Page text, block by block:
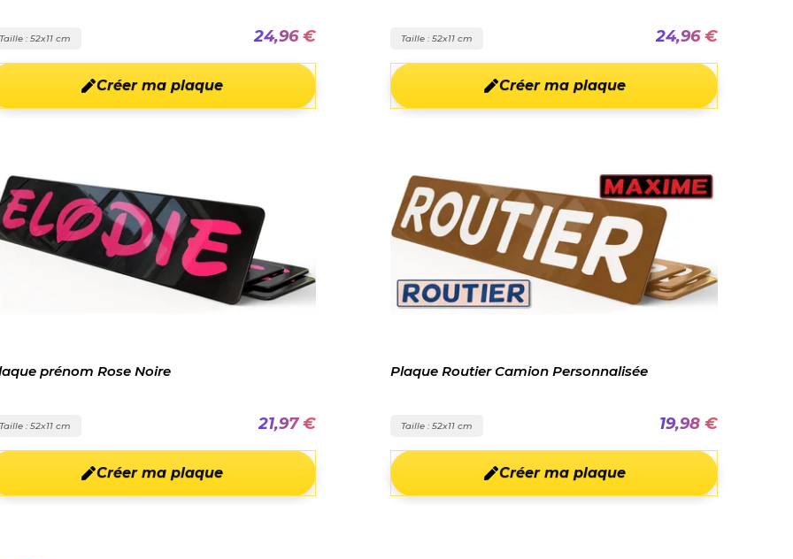
: 52x11 cm 24,96 €
Créer ma plaque
Taille : 52x11 cm 24,96 €
Créer ma plaque
prénom Rose Noire
: 52x11 cm 21,97 €
Créer ma plaque
Plaque Routier Camion Personnalisée
Taille : 52x11 cm 19,98 €
Créer ma plaque